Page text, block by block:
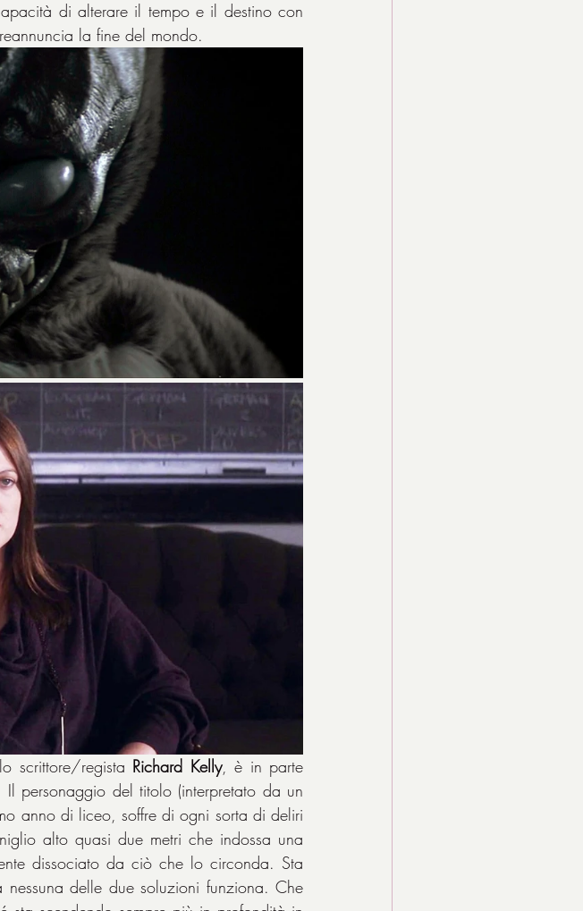
di alterare il tempo e il destino con
la fine del mondo.
scrittore/regista Richard Kelly, è in parte
personaggio del titolo (interpretato da un
anno di liceo, soffre di ogni sorta di deliri
alto quasi due metri che indossa una
dissociato da ciò che lo circonda. Sta
delle due soluzioni funziona. Che